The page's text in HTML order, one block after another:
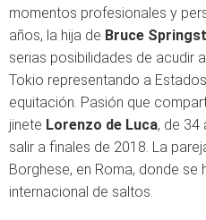
momentos profesionales y
años, la hija de Bruce
serias posibilidades de acudir
Tokio representando a
equitación. Pasión que
jinete Lorenzo de Luca, de 34
salir a finales de 2018. La
Borghese, en Roma, donde
internacional de saltos.